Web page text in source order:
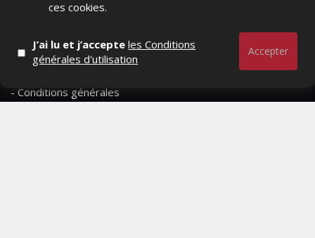
ces cookies.
J’ai lu et j’accepteles Conditions
générales d'utilisation
Accepter
- Page d'accueil
- Qui sommes-nous ?
- Contactez-nous
- Conditions générales